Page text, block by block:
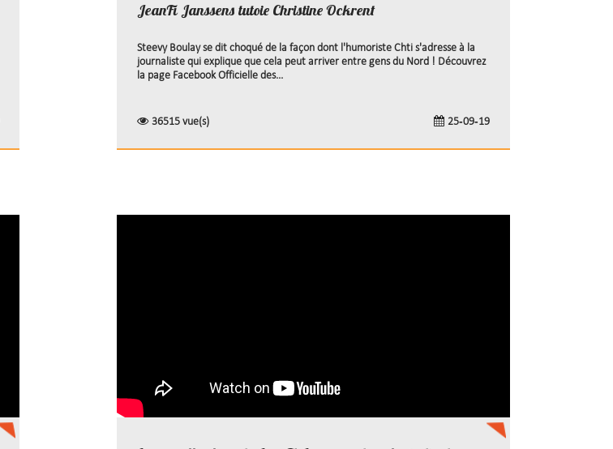
JeanFi Janssens tutoie Christine Ockrent
Steevy Boulay se dit choqué de la façon dont l'humoriste Chti s'adresse à la
journaliste qui explique que cela peut arriver entre gens du Nord ! Découvrez
la page Facebook Officielle des...
36515 vue(s) 25-09-19